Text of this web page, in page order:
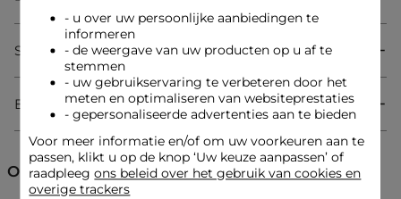
zijn getailleerde pasvorm die elegant de taille accentueert.
De rechte vorm creëert een harmonieus en eigentijds
silhouet, ideaal om uw stijl te benadrukken. De 3/4 lengte zet
de benen subtiel in de kijker terwijl het een chique en
verfijnde uitstraling behoudt.
Tricot jurk
3/4 lengte
Getailleerde pasvorm
V-hals
Mouwloos
Samenstelling & onderhoud
Bezorging & Retourzending
Ontdek ook
- u over uw persoonlijke aanbiedingen te
informeren
- de weergave van uw producten op u af te
stemmen
- uw gebruikservaring te verbeteren door het
meten en optimaliseren van websiteprestaties
- gepersonaliseerde advertenties aan te bieden
Voor meer informatie en/of om uw voorkeuren aan te
passen, klikt u op de knop ‘Uw keuze aanpassen’ of
raadpleegons beleid over het gebruik van cookies en
overige trackers